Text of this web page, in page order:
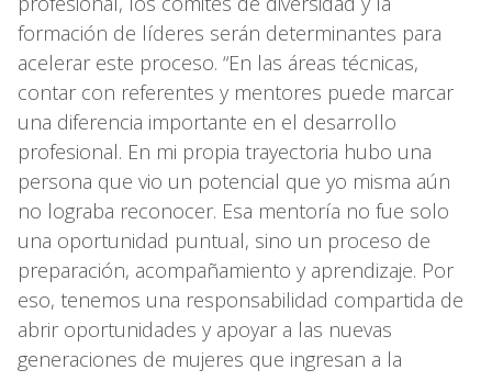
formación de líderes serán determinantes para
acelerar este proceso. “En las áreas técnicas,
contar con referentes y mentores puede marcar
una diferencia importante en el desarrollo
profesional. En mi propia trayectoria hubo una
persona que vio un potencial que yo misma aún
no lograba reconocer. Esa mentoría no fue solo
una oportunidad puntual, sino un proceso de
preparación, acompañamiento y aprendizaje. Por
eso, tenemos una responsabilidad compartida de
abrir oportunidades y apoyar a las nuevas
generaciones de mujeres que ingresan a la